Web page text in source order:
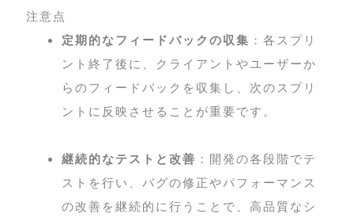
注意点
定期的なフィードバックの収集 ：各スプリ
ント終了後に、クライアントやユーザーか
らのフィードバックを収集し、次のスプリ
ントに反映させることが重要です。
継続的なテストと改善 ：開発の各段階でテ
ストを行い、バグの修正やパフォーマンス
の改善を継続的に行うことで、高品質なシ